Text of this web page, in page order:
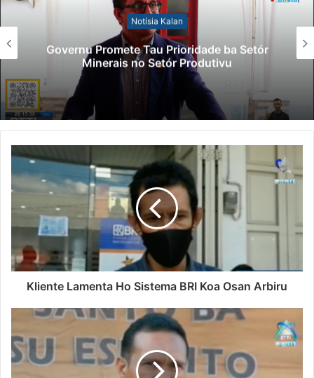
Notísia Kalan
Governu Promete Tau Prioridade ba Setór
Minerais no Setór Produtivu
Kliente Lamenta Ho Sistema BRI Koa Osan Arbiru